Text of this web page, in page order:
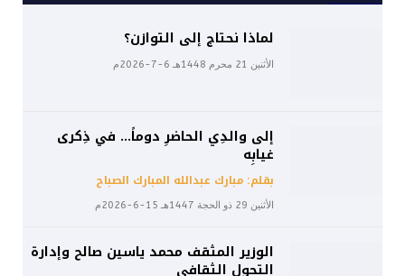
لماذا نحتاج إلى التوازن؟
الأثنين 21 محرم 1448هـ 6-7-2026م
إلى والدِي الحاضرِ دوماً… في ذِكرى
غيابِه
بقلم: مبارك عبدالله المبارك الصباح
الأثنين 29 ذو الحجة 1447هـ 15-6-2026م
الوزير المثقف محمد ياسين صالح وإدارة
التحول الثقافي